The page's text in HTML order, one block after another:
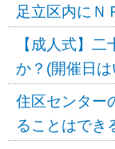
足立区内にＮ
【成人式】
か？(開催日
住区センター
ることはでき